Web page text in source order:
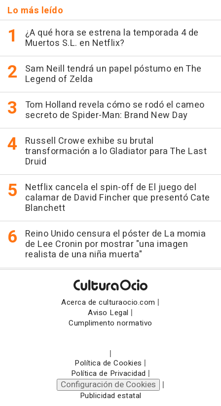
Lo más leído
¿A qué hora se estrena la temporada 4 de
Muertos S.L. en Netflix?
Sam Neill tendrá un papel póstumo en The
Legend of Zelda
Tom Holland revela cómo se rodó el cameo
secreto de Spider-Man: Brand New Day
Russell Crowe exhibe su brutal
transformación a lo Gladiator para The Last
Druid
Netflix cancela el spin-off de El juego del
calamar de David Fincher que presentó Cate
Blanchett
Reino Unido censura el póster de La momia
de Lee Cronin por mostrar "una imagen
realista de una niña muerta"
Acerca de culturaocio.com |
Aviso Legal |
Cumplimento normativo
|
Política de Cookies |
Política de Privacidad |
Configuración de Cookies |
Publicidad estatal